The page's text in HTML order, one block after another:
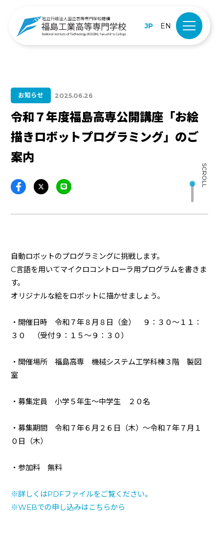
JP EN
お知らせ 2025.06.26
令和７年度福島高専公開講座「お絵
描きロボットプログラミング」のご
案内
SCROLL
自動ロボットのプログラミングに挑戦します。
C言語を用いてマイクロコントローラ用プログラムを書きま
す。
オリジナルな絵をロボットに描かせましょう。
・開催日時 令和７年８月８日（金） ９：３０～１１：
３０ （受付９：１５～９：３０）
・開催場所 福島高専 機械システム工学科棟３階 製図
室
・募集定員 小学５年生～中学生 ２０名
・募集期間 令和７年６月２６日（木）～令和７年７月１
０日（木）
・参加料 無料
※詳しくはPDFファイルをご覧ください。
※WEBでの申し込みはこちらから